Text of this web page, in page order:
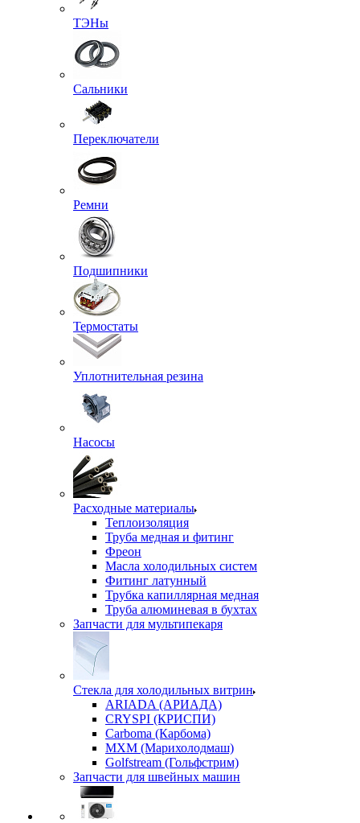
ТЭНы
Сальники
Переключатели
Ремни
Подшипники
Термостаты
Уплотнительная резина
Насосы
Расходные материалы
Теплоизоляция
Труба медная и фитинг
Фреон
Масла холодильных систем
Фитинг латунный
Трубка капиллярная медная
Труба алюминевая в бухтах
Запчасти для мультипекаря
Стекла для холодильных витрин
ARIADA (АРИАДА)
CRYSPI (КРИСПИ)
Carboma (Карбома)
MXM (Марихолодмаш)
Golfstream (Гольфстрим)
Запчасти для швейных машин